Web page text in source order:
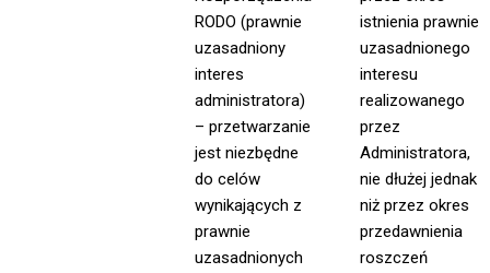
RODO (prawnie
uzasadniony
interes
administratora)
– przetwarzanie
jest niezbędne
do celów
wynikających z
prawnie
uzasadnionych
istnienia prawnie
uzasadnionego
interesu
realizowanego
przez
Administratora,
nie dłużej jednak
niż przez okres
przedawnienia
roszczeń